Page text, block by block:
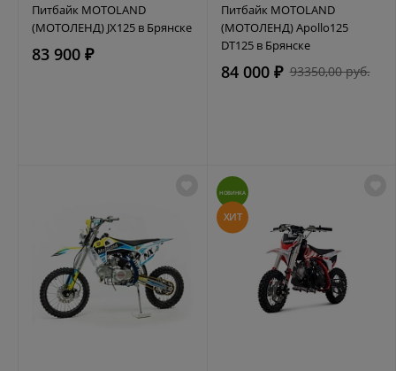
Питбайк MOTOLAND
(МОТОЛЕНД) JX125 в Брянске
83 900 ₽
Питбайк MOTOLAND
(МОТОЛЕНД) Apollo125
DT125 в Брянске
84 000 ₽ 93350,00 руб.
НОВИНКА
ХИТ